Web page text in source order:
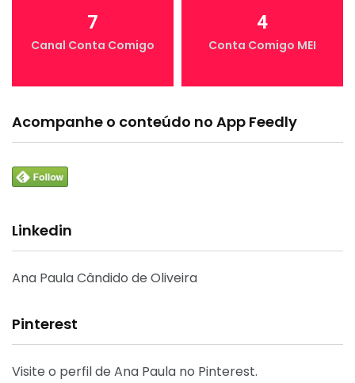
7
Canal Conta Comigo
4
Conta Comigo MEI
Acompanhe o conteúdo no App Feedly
Linkedin
Ana Paula Cândido de Oliveira
Pinterest
Visite o perfil de Ana Paula no Pinterest.